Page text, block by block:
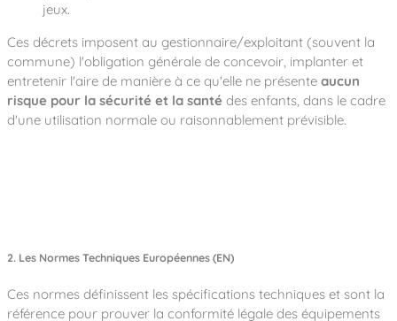
jeux.
Ces décrets imposent au gestionnaire/exploitant (souvent la
commune) l'obligation générale de concevoir, implanter et
entretenir l'aire de manière à ce qu'elle ne présente aucun
risque pour la sécurité et la santé des enfants, dans le cadre
d'une utilisation normale ou raisonnablement prévisible.
2. Les Normes Techniques Européennes (EN)
Ces normes définissent les spécifications techniques et sont la
référence pour prouver la conformité légale des équipements